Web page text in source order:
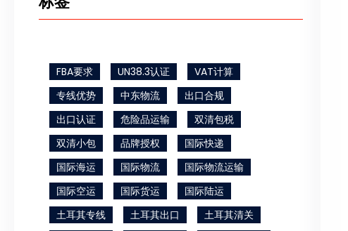
FBA要求 UN38.3认证
VAT计算
专线优势
中东物流
出口合规
出口认证
危险品运输
双清包税
双清小包
品牌授权
国际快递
国际海运
国际物流
国际物流运输
国际空运
国际货运
国际陆运
土耳其专线
土耳其出口 土耳其清关